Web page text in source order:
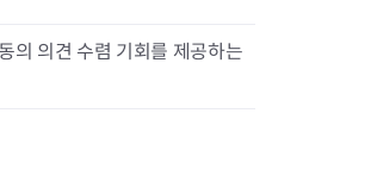
의 의견 수렴 기회를 제공하는